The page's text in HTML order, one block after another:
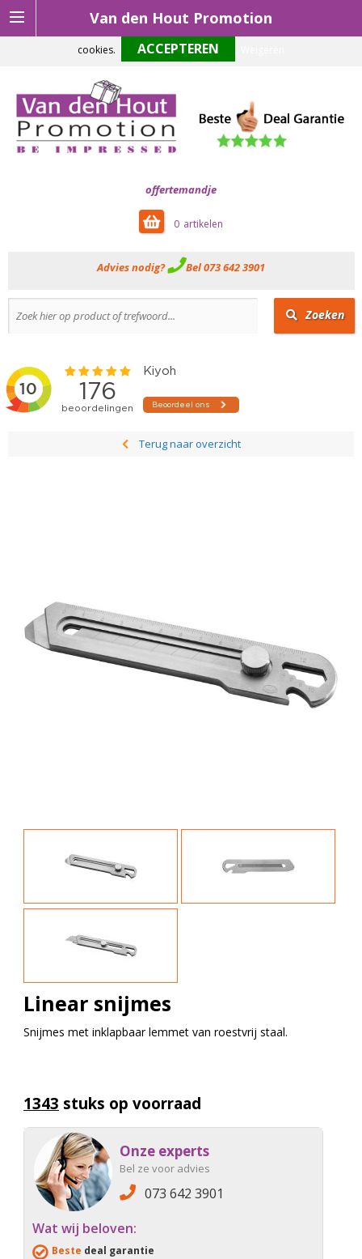
Van den Hout Promotion
offertemandje
0
Advies nodig? Bel 073 642 3901
Zoeken
Terug naar overzicht
Linear snijmes
Snijmes met inklapbaar lemmet van roestvrij staal.
1343 stuks op voorraad
Onze experts
Bel ze voor advies
073 642 3901
Wat wij beloven:
Beste deal garantie
Om onze website optimaal te laten functioneren maken wij gebruik van
cookies.